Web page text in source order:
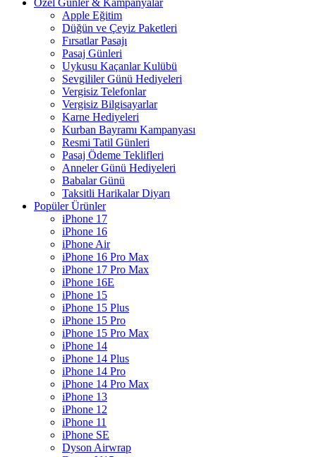
Özel Günler & Kampanyalar
Apple Eğitim
Düğün ve Çeyiz Paketleri
Fırsatlar Pasajı
Pasaj Günleri
Uykusu Kaçanlar Kulübü
Sevgililer Günü Hediyeleri
Vergisiz Telefonlar
Vergisiz Bilgisayarlar
Karne Hediyeleri
Kurban Bayramı Kampanyası
Resmi Tatil Günleri
Pasaj Ödeme Teklifleri
Anneler Günü Hediyeleri
Babalar Günü
Taksitli Harikalar Diyarı
Popüler Ürünler
iPhone 17
iPhone 16
iPhone Air
iPhone 16 Pro Max
iPhone 17 Pro Max
iPhone 16E
iPhone 15
iPhone 15 Plus
iPhone 15 Pro
iPhone 15 Pro Max
iPhone 14
iPhone 14 Plus
iPhone 14 Pro
iPhone 14 Pro Max
iPhone 13
iPhone 12
iPhone 11
iPhone SE
Dyson Airwrap